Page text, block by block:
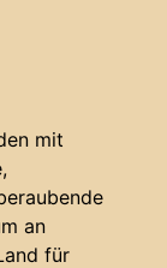
mit
an
für